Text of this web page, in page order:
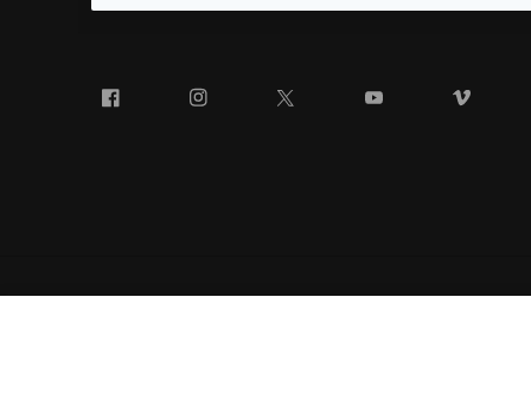
Facebook Instagram YouTube